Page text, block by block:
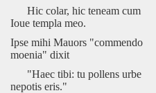
Hic colar, hic teneam cum
Ioue templa meo.
Ipse mihi Mauors "commendo
moenia" dixit
"Haec tibi: tu pollens urbe
nepotis eris."